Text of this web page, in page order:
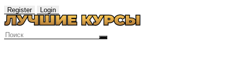
Register Login